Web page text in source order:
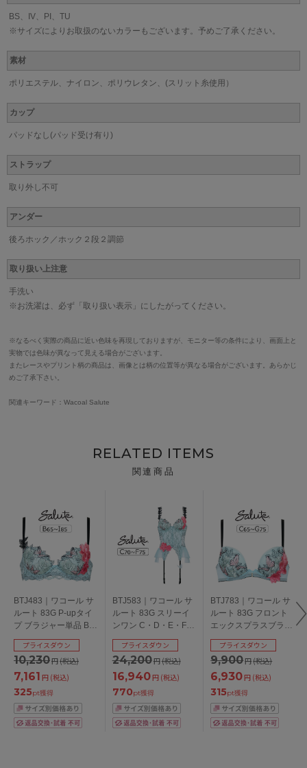
BS、IV、PI、TU
※サイズによりお取扱のないカラーもございます。予めご了承ください。
素材
ポリエステル、ナイロン、ポリウレタン、(スリット糸使用）
カップ
パッドなし(パッド受け有り)
ストラップ
取り外し不可
アンダー
後ろホック／ホック２段２調節
取り扱い上注意
手洗い
※お洗濯は、必ず「取り扱い表示」にしたがってください。
※なるべく実際の商品に近い色味を再現しておりますが、モニター等の条件により、画面上と
実物では色味が異なって見える場合がございます。
またレースやプリント柄の商品は、画像とは柄の位置等が異なる場合がございます。あらかじ
めご了承下さい。
関連キーワード：Wacoal Salute
RELATED ITEMS
関連商品
BTJ483｜ワコール サ
ルート 83G P-upタイ
プ ブラジャー単品 B・
C・D・E・F・G・
H・Iカップ/アンダー
65・70・75・80・
85cm
10,230円(税込)
プライスダウン
7,161 円 (税込)
325pt獲得
BTJ583｜ワコール サ
ルート 83G スリーイ
ンワン C・D・E・Fカ
ップ/アンダー65・
70・75cm
24,200円(税込)
プライスダウン
16,940円 (税込)
770pt獲得
BTJ783｜ワコール サ
ルート 83G フロント
エックスプラスブラ
ブラジャー単品 C ・
D・E・F・Gカップ/ア
ンダー65・70・75cm
9,900円(税込)
プライスダウン
6,930円 (税込)
315pt獲得